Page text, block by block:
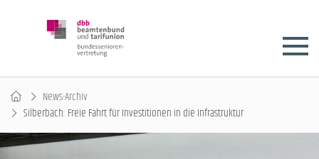
News-Archiv
Silberbach: Freie Fahrt für Investitionen in die Infrastruktur